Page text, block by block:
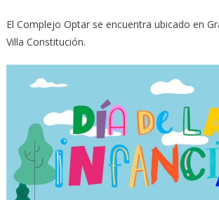
El Complejo Optar se encuentra ubicado en
Villa Constitución.